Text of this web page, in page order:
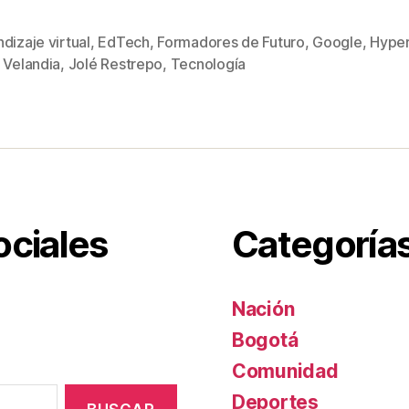
tt
er
ail er
e
m
p
virtual, EdTech, Formadores de Futuro, Google,
, Jolé Restrepo, Tecnología
Nación
Bogotá
Comunidad
Deportes